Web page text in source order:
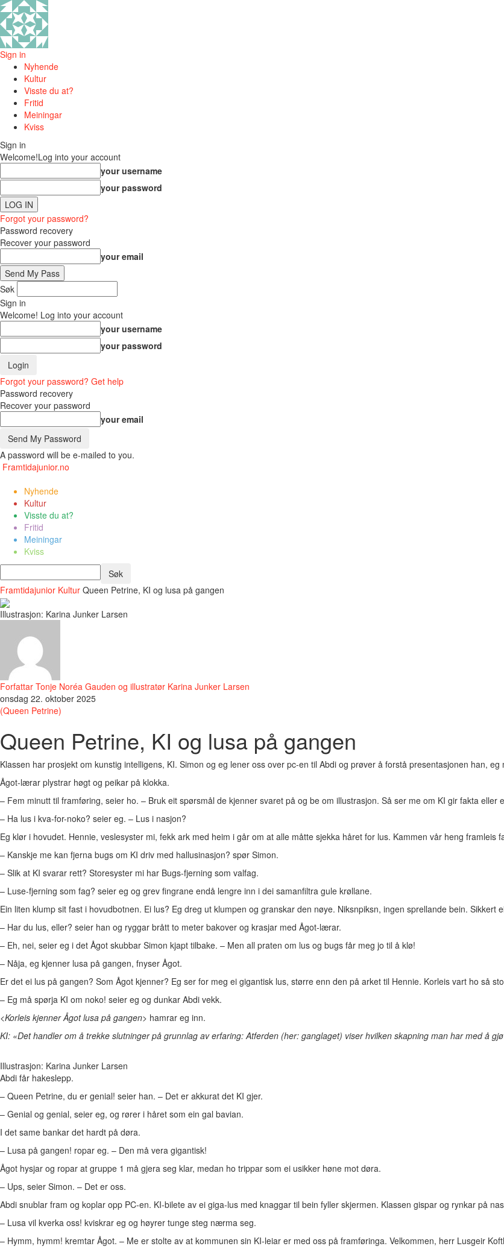
Sign in
Nyhende
Kultur
Visste du at?
Fritid
Meiningar
Kviss
Sign in
Welcome!Log into your account
your username
your password
Forgot your password?
Password recovery
Recover your password
your email
Søk
Sign in
Welcome! Log into your account
your username
your password
Forgot your password? Get help
Password recovery
Recover your password
your email
A password will be e-mailed to you.
Framtidajunior.no
Nyhende
Kultur
Visste du at?
Fritid
Meiningar
Kviss
Framtidajunior Kultur Queen Petrine, KI og lusa på gangen
Illustrasjon: Karina Junker Larsen
Forfattar Tonje Noréa Gauden og illustratør Karina Junker Larsen
onsdag 22. oktober 2025
(Queen Petrine)
Queen Petrine, KI og lusa på gangen
Klassen har prosjekt om kunstig intelligens, KI. Simon og eg lener oss over pc-en til Abdi og prøver å forstå presentasjonen han, eg
Ågot-lærar plystrar høgt og peikar på klokka.
– Fem minutt til framføring, seier ho. – Bruk eit spørsmål de kjenner svaret på og be om illustrasjon. Så ser me om KI gir fakta eller
– Ha lus i kva-for-noko? seier eg. – Lus i nasjon?
Eg klør i hovudet. Hennie, veslesyster mi, fekk ark med heim i går om at alle måtte sjekka håret for lus. Kammen vår heng framleis
– Kanskje me kan fjerna bugs om KI driv med hallusinasjon? spør Simon.
– Slik at KI svarar rett? Storesyster mi har Bugs-fjerning som valfag.
– Luse-fjerning som fag? seier eg og grev fingrane endå lengre inn i dei samanfiltra gule krøllane.
Ein liten klump sit fast i hovudbotnen. Ei lus? Eg dreg ut klumpen og granskar den nøye. Niksnpiksn, ingen sprellande bein.
– Har du lus, eller? seier han og ryggar brått to meter bakover og krasjar med Ågot-lærar.
– Eh, nei, seier eg i det Ågot skubbar Simon kjapt tilbake. – Men all praten om lus og bugs får meg jo til å klø!
– Nåja, eg kjenner lusa på gangen, fnyser Ågot.
Er det ei lus på gangen? Som Ågot kjenner? Eg ser for meg ei gigantisk lus, større enn den på arket til Hennie. Korleis vart ho så
– Eg må spørja KI om noko! seier eg og dunkar Abdi vekk.
<Korleis kjenner Ågot lusa på gangen> hamrar eg inn.
KI: «Det handler om å trekke slutninger på grunnlag av erfaring: Atferden (her: ganglaget) viser hvilken skapning man har med å
Illustrasjon: Karina Junker Larsen
Abdi får hakeslepp.
– Queen Petrine, du er genial! seier han. – Det er akkurat det KI gjer.
– Genial og genial, seier eg, og rører i håret som ein gal bavian.
I det same bankar det hardt på døra.
– Lusa på gangen! ropar eg. – Den må vera gigantisk!
Ågot hysjar og ropar at gruppe 1 må gjera seg klar, medan ho trippar som ei usikker høne mot døra.
– Ups, seier Simon. – Det er oss.
Abdi snublar fram og koplar opp PC-en. KI-bilete av ei giga-lus med knaggar til bein fyller skjermen. Klassen gispar og rynkar på
– Lusa vil kverka oss! kviskrar eg og høyrer tunge steg nærma seg.
– Hymm, hymm! kremtar Ågot. – Me er stolte av at kommunen sin KI-leiar er med oss på framføringa. Velkommen, herr Lusgeir